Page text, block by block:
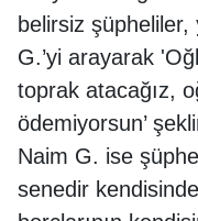
belirsiz şüpheliler,
G.’yi arayarak
toprak atacağız,
ödemiyorsun’
Naim G. ise
senedir